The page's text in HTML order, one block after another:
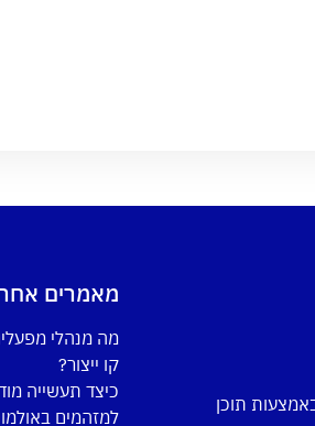
תוכן
מאמרים
מה מנהלי
קו ייצור?
כיצד תעשייה
למזהמים